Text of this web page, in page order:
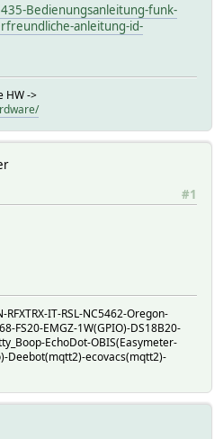
Bedienungsanleitung-funk-
anleitung-id-
HW ->
#1
IT-RSL-NC5462-Oregon-
FS20-EMGZ-1W(GPIO)-DS18B20-
EchoDot-OBIS(Easymeter-
Deebot(mqtt2)-ecovacs(mqtt2)-